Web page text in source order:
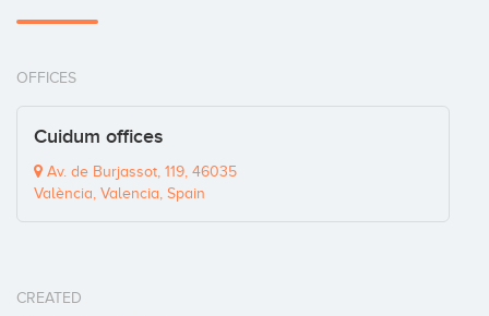
OFFICES
Cuidum offices
Av. de Burjassot, 119, 46035
València, Valencia, Spain
CREATED